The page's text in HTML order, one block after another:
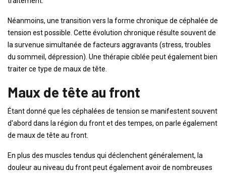
Néanmoins, une transition vers la forme chronique de céphalée de
tension est possible. Cette évolution chronique résulte souvent de
la survenue simultanée de facteurs aggravants (stress, troubles
du sommeil, dépression). Une thérapie ciblée peut également bien
traiter ce type de maux de tête.
Maux de tête au front
Étant donné que les céphalées de tension se manifestent souvent
d'abord dans la région du front et des tempes, on parle également
de maux de tête au front.
En plus des muscles tendus qui déclenchent généralement, la
douleur au niveau du front peut également avoir de nombreuses